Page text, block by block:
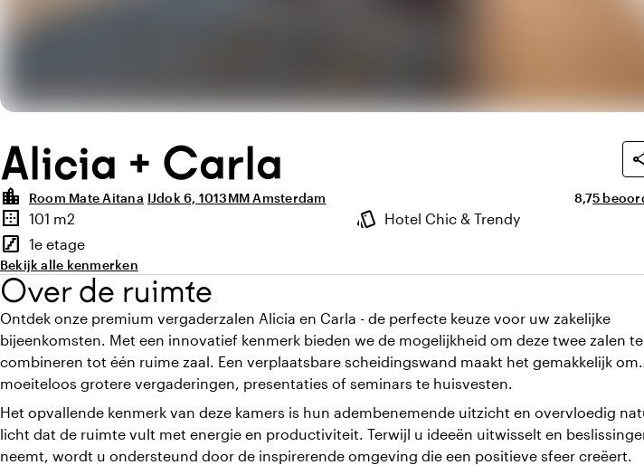
Alicia + Carla
location_city
Room Mate Aitana IJdok 6, 1013MM Amsterdam 8,7Aantal
5
Highlights
border_outer
Oppervlakte
101 m2 style
Sfeer en uitstraling
Hotel Chic & Trendy
stairs
Verdieping
1e etage
Bekijk alle kenmerken
Over de ruimte
Ontdek onze premium vergaderzalen Alicia en Carla - de perfecte keuze voor uw zakelijke
bijeenkomsten. Met een innovatief kenmerk bieden we de mogelijkheid om deze twee zalen te
combineren tot één ruime zaal. Een verplaatsbare scheidingswand maakt het gemakkelijk om
moeiteloos grotere vergaderingen, presentaties of seminars te huisvesten.
Het opvallende kenmerk van deze kamers is hun adembenemende uitzicht en overvloedig
licht dat de ruimte vult met energie en productiviteit. Terwijl u ideeën uitwisselt en
neemt, wordt u ondersteund door de inspirerende omgeving die een positieve sfeer creëert.